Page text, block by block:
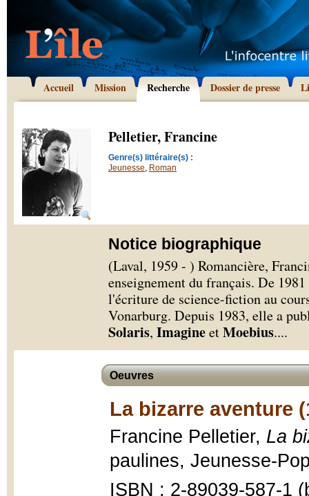
Accueil Mission Recherche Dossier de presse
Pelletier, Francine
Genre(s) littéraire(s) :
Jeunesse, Roman
Notice biographique
(Laval, 1959 - ) Romancière,
enseignement du français. De
l'écriture de science-fiction au
Vonarburg. Depuis 1983, elle a
Solaris, ImagineetMoebius....
Oeuvres
La bizarre aventure
Francine Pelletier, La
paulines, Jeunesse-
ISBN : 2-89039-587-1